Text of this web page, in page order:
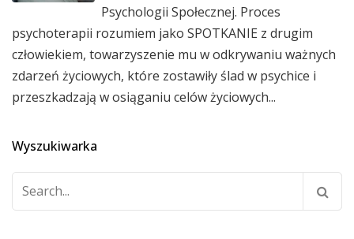
Psychologii Społecznej. Proces
psychoterapii rozumiem jako SPOTKANIE z drugim
człowiekiem, towarzyszenie mu w odkrywaniu ważnych
zdarzeń życiowych, które zostawiły ślad w psychice i
przeszkadzają w osiąganiu celów życiowych...
Wyszukiwarka